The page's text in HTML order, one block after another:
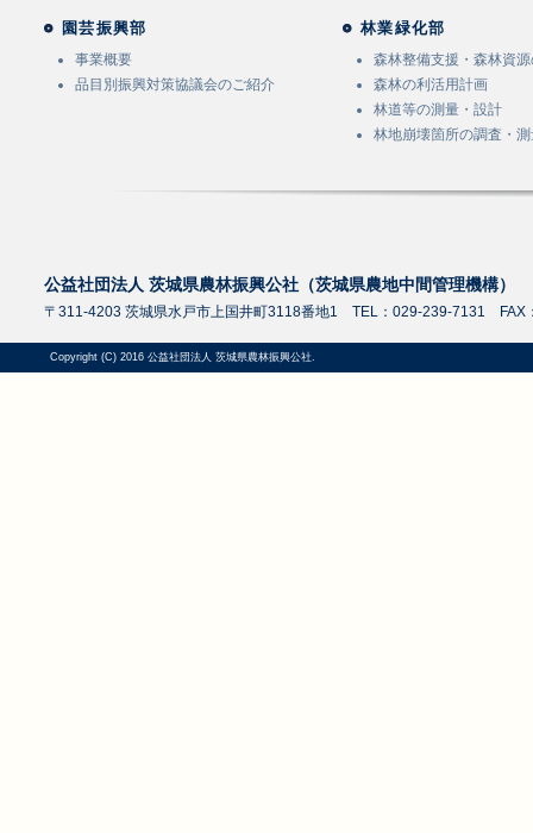
園芸振興部
事業概要
品目別振興対策協議会のご紹介
林業緑化部
森林整備支援・森林資
森林の利活用計画
林道等の測量・設計
林地崩壊箇所の調査・
公益社団法人 茨城県農林振興公社（茨城県農地中間管理機構）
〒311-4203 茨城県水戸市上国井町3118番地1 TEL：029-239-7131 FAX
Copyright (C) 2016 公益社団法人 茨城県農林振興公社.